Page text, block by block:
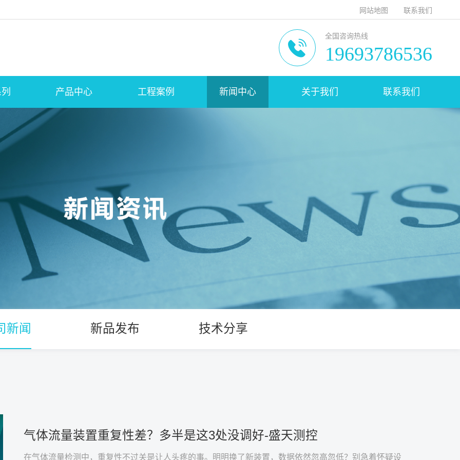
网站地图 联系我们
全国咨询热线
19693786536
产品中心 工程案例 新闻中心 关于我们 联系我们
新闻 新品发布 技术分享
气体流量装置重复性差？多半是这3处没调好-盛天测控
在气体流量检测中，重复性不过关是让人头疼的事。明明换了新装置，数据依然忽高忽低？别急着怀疑设